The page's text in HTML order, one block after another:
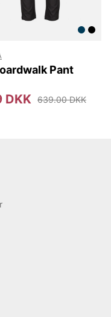
Pant
DKK 639.00 DKK